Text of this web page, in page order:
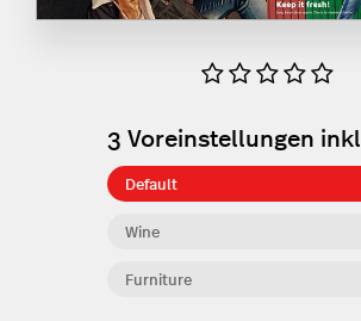
3 Voreinstellungen
Wine
Furniture
Default